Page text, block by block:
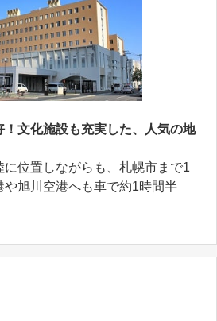
文化施設も充実した、人気の地
位置しながらも、札幌市まで1
や旭川空港へも車で約1時間半